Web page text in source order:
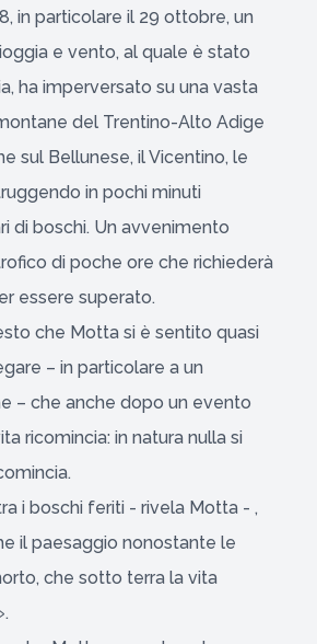
in particolare il 29 ottobre, un
e vento, al quale è stato
ha imperversato su una vasta
del Trentino-Alto Adige
sul Bellunese, il Vicentino, le
in pochi minuti
di boschi. Un avvenimento
di poche ore che richiederà
essere superato.
che Motta si è sentito quasi
– in particolare a un
– che anche dopo un evento
ricomincia: in natura nulla si
i boschi feriti - rivela Motta - ,
il paesaggio nonostante le
che sotto terra la vita